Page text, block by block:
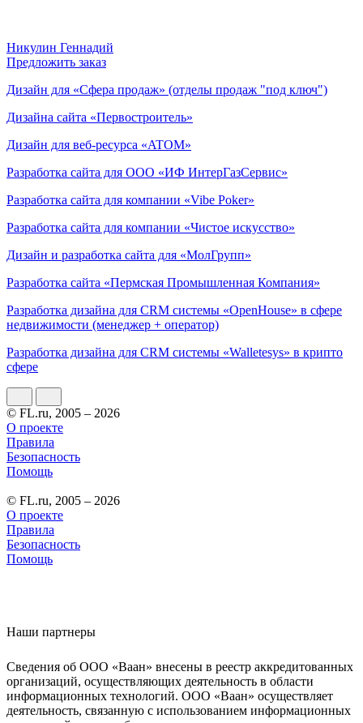
Никулин Геннадий
Предложить заказ
Дизайн для «Сфера продаж» (отделы продаж "под ключ")
Дизайна сайта «Первостроитель»
Дизайн для веб-ресурса «ATOM»
Разработка сайта для ООО «ИФ ИнтерГазСервис»
Разработка сайта для компании «Vibe Poker»
Разработка сайта для компании «Чистое искусство»
Дизайн и разработка сайта для «МолГрупп»
Разработка сайта «Пермская Промышленная Компания»
Разработка дизайна для CRM системы «OpenHouse» в сфере
недвижимости (менеджер + оператор)
Разработка дизайна для CRM системы «Walletesys» в крипто
сфере
© FL.ru, 2005 – 2026
О проекте
Правила
Безопасность
Помощь
© FL.ru, 2005 – 2026
О проекте
Правила
Безопасность
Помощь
Наши партнеры
Сведения об ООО «Ваан» внесены в реестр аккредитованных
организаций, осуществляющих деятельность в области
информационных технологий. ООО «Ваан» осуществляет
деятельность, связанную с использованием информационных